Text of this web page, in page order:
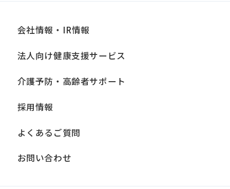
会社情報・IR情報
法人向け健康支援サービス
介護予防・高齢者サポート
採用情報
よくあるご質問
お問い合わせ